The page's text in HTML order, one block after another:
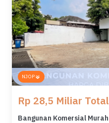
NJOP
Rp 28,5 Miliar Total